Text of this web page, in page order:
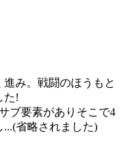
み。戦闘のほうもと
た!
ブ要素がありそこで4
省略されました)